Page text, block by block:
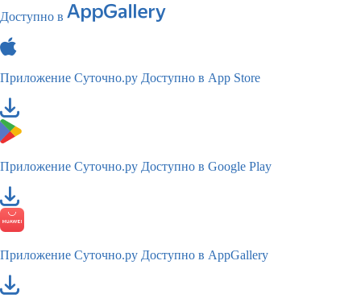
Доступно в
Приложение Суточно.ру Доступно в App Store
Приложение Суточно.ру Доступно в Google Play
Приложение Суточно.ру Доступно в AppGallery